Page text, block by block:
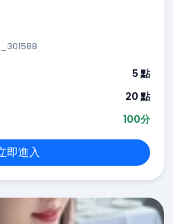
5 點
20 點
100分
即進入